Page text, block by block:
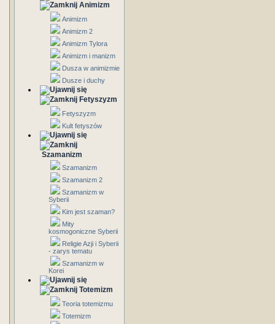
Animizm
Animizm
Animizm 2
Animizm Tylora
Animizm i manizm
Dusza w animizmie
Dusze i duchy
Fetyszyzm
Fetyszyzm
Kult fetyszów
Szamanizm
Szamanizm
Szamanizm 2
Szamanizm w
Syberii
Kim jest szaman?
Mity
kosmogoniczne Syberii
Religie Azji i Syberii
- zarys tematu
Szamanizm w
Korei
Totemizm
Teoria totemizmu
Totemizm